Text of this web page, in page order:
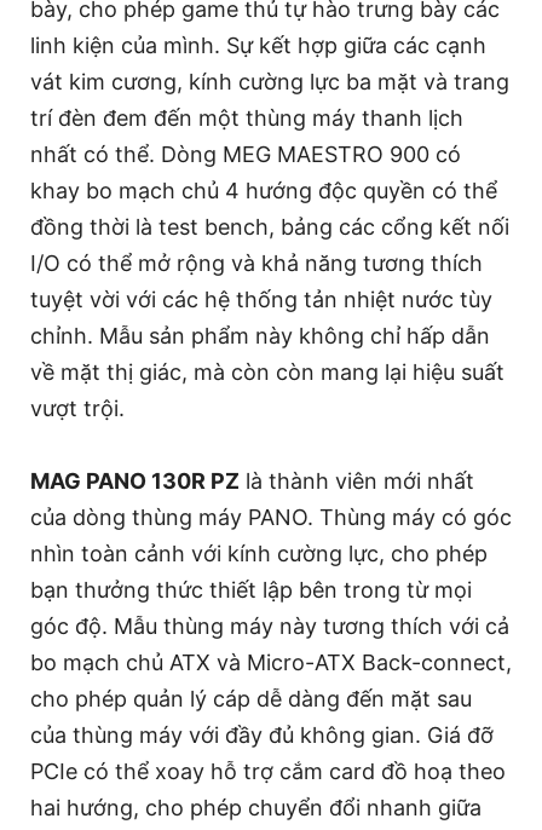
bày, cho phép game thủ tự hào trưng bày các
linh kiện của mình. Sự kết hợp giữa các cạnh
vát kim cương, kính cường lực ba mặt và trang
trí đèn đem đến một thùng máy thanh lịch
nhất có thể. Dòng MEG MAESTRO 900 có
khay bo mạch chủ 4 hướng độc quyền có thể
đồng thời là test bench, bảng các cổng kết nối
I/O có thể mở rộng và khả năng tương thích
tuyệt vời với các hệ thống tản nhiệt nước tùy
chỉnh. Mẫu sản phẩm này không chỉ hấp dẫn
về mặt thị giác, mà còn còn mang lại hiệu suất
vượt trội.
MAG PANO 130R PZ là thành viên mới nhất
của dòng thùng máy PANO. Thùng máy có góc
nhìn toàn cảnh với kính cường lực, cho phép
bạn thưởng thức thiết lập bên trong từ mọi
góc độ. Mẫu thùng máy này tương thích với cả
bo mạch chủ ATX và Micro-ATX Back-connect,
cho phép quản lý cáp dễ dàng đến mặt sau
của thùng máy với đầy đủ không gian. Giá đỡ
PCIe có thể xoay hỗ trợ cắm card đồ hoạ theo
hai hướng, cho phép chuyển đổi nhanh giữa